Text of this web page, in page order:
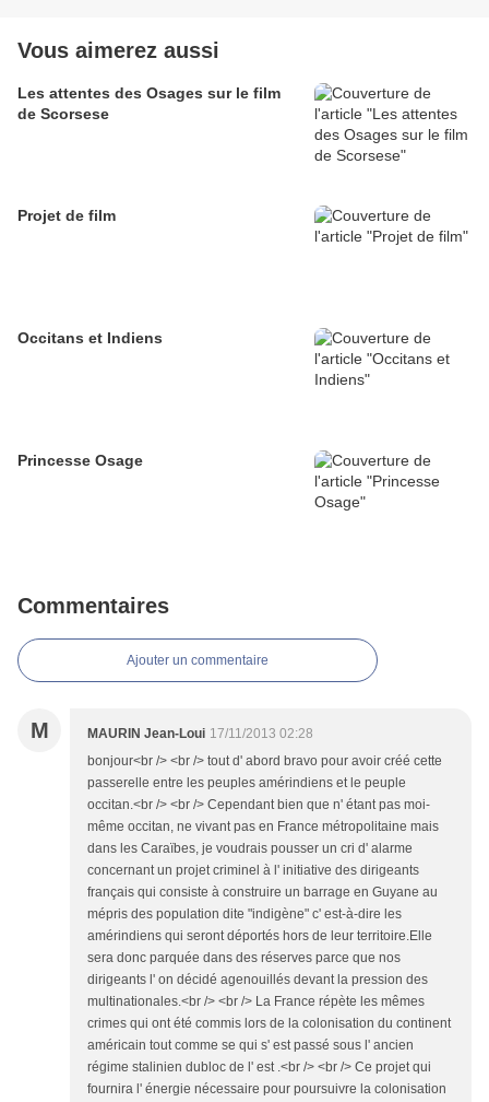
Vous aimerez aussi
Les attentes des Osages sur le film
de Scorsese
Projet de film
Occitans et Indiens
Princesse Osage
Commentaires
Ajouter un commentaire
M MAURIN Jean-Loui 17/11/2013 02:28
bonjour<br /> <br /> tout d' abord bravo pour avoir créé cette
passerelle entre les peuples amérindiens et le peuple
occitan.<br /> <br /> Cependant bien que n' étant pas moi-
même occitan, ne vivant pas en France métropolitaine mais
dans les Caraïbes, je voudrais pousser un cri d' alarme
concernant un projet criminel à l' initiative des dirigeants
français qui consiste à construire un barrage en Guyane au
mépris des population dite "indigène" c' est-à-dire les
amérindiens qui seront déportés hors de leur territoire.Elle
sera donc parquée dans des réserves parce que nos
dirigeants l' on décidé agenouillés devant la pression des
multinationales.<br /> <br /> La France répète les mêmes
crimes qui ont été commis lors de la colonisation du continent
américain tout comme se qui s' est passé sous l' ancien
régime stalinien dubloc de l' est .<br /> <br /> Ce projet qui
fournira l' énergie nécessaire pour poursuivre la colonisation